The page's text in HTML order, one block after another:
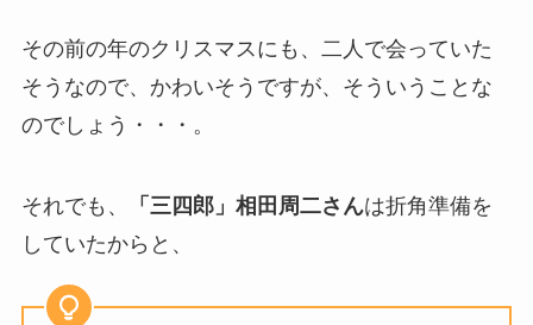
その前の年のクリスマスにも、二人で会っていた
そうなので、かわいそうですが、そういうことな
のでしょう・・・。
それでも、 「三四郎」相田周二さんは折角準備を
していたからと、